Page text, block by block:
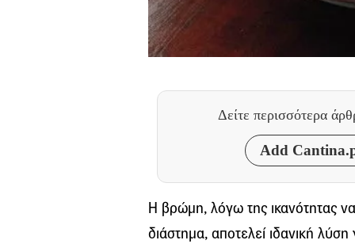
Δείτε περισσότερα
Add
Η βρώμη, λόγω της ικανότητας
διάστημα, αποτελεί ιδανική